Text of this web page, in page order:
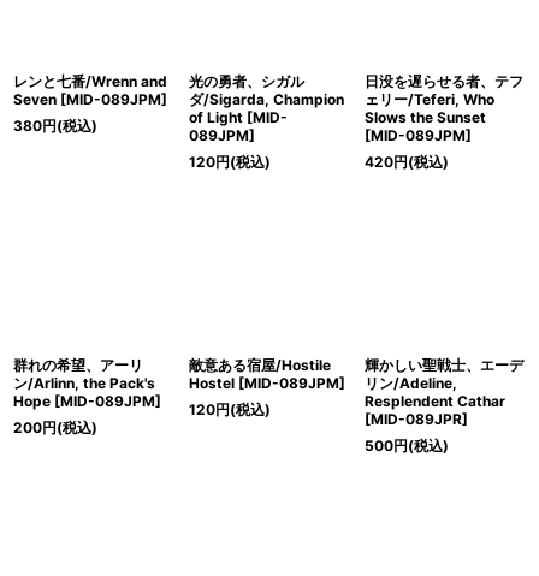
レンと七番/Wrenn and
Seven [MID-089JPM]
380円(税込)
光の勇者、シガル
ダ/Sigarda, Champion
of Light [MID-
089JPM]
120円(税込)
日没を遅らせる者、テフ
ェリー/Teferi, Who
Slows the Sunset
[MID-089JPM]
420円(税込)
群れの希望、アーリ
ン/Arlinn, the Pack's
Hope [MID-089JPM]
200円(税込)
敵意ある宿屋/Hostile
Hostel [MID-089JPM]
120円(税込)
輝かしい聖戦士、エーデ
リン/Adeline,
Resplendent Cathar
[MID-089JPR]
500円(税込)